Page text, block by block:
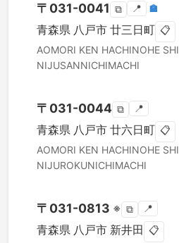
〒 031-0041 ⧉ 📍 🏣
青森県 八戸市 廿三日町 📋
AOMORI KEN HACHINOHE SHI
NIJUSANNICHIMACHI
〒 031-0044 ⧉ 📍
青森県 八戸市 廿六日町 📋
AOMORI KEN HACHINOHE SHI
NIJUROKUNICHIMACHI
〒 031-0813 ※ ⧉ 📍
青森県 八戸市 新井田 📋